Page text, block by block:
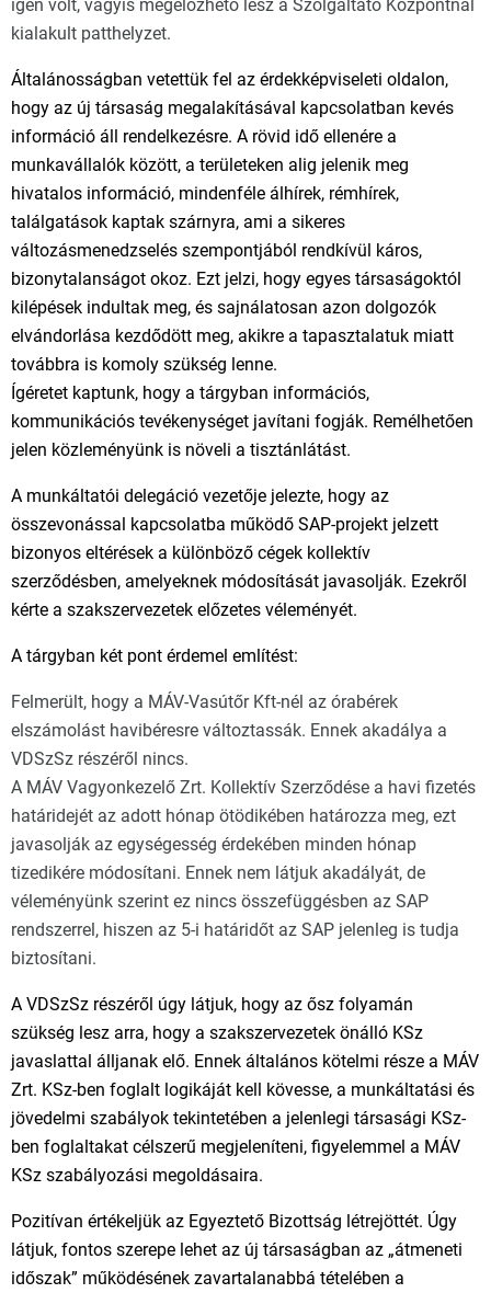
igen volt, vagyis megelőzhető lesz a Szolgáltató Központnál
kialakult patthelyzet.
Általánosságban vetettük fel az érdekképviseleti oldalon,
hogy az új társaság megalakításával kapcsolatban kevés
információ áll rendelkezésre. A rövid idő ellenére a
munkavállalók között, a területeken alig jelenik meg
hivatalos információ, mindenféle álhírek, rémhírek,
találgatások kaptak szárnyra, ami a sikeres
változásmenedzselés szempontjából rendkívül káros,
bizonytalanságot okoz. Ezt jelzi, hogy egyes társaságoktól
kilépések indultak meg, és sajnálatosan azon dolgozók
elvándorlása kezdődött meg, akikre a tapasztalatuk miatt
továbbra is komoly szükség lenne.
Ígéretet kaptunk, hogy a tárgyban információs,
kommunikációs tevékenységet javítani fogják. Remélhetően
jelen közleményünk is növeli a tisztánlátást.
A munkáltatói delegáció vezetője jelezte, hogy az
összevonással kapcsolatba működő SAP-projekt jelzett
bizonyos eltérések a különböző cégek kollektív
szerződésben, amelyeknek módosítását javasolják. Ezekről
kérte a szakszervezetek előzetes véleményét.
A tárgyban két pont érdemel említést:
Felmerült, hogy a MÁV-Vasútőr Kft-nél az órabérek
elszámolást havibéresre változtassák. Ennek akadálya a
VDSzSz részéről nincs.
A MÁV Vagyonkezelő Zrt. Kollektív Szerződése a havi fizetés
határidejét az adott hónap ötödikében határozza meg, ezt
javasolják az egységesség érdekében minden hónap
tizedikére módosítani. Ennek nem látjuk akadályát, de
véleményünk szerint ez nincs összefüggésben az SAP
rendszerrel, hiszen az 5-i határidőt az SAP jelenleg is tudja
biztosítani.
A VDSzSz részéről úgy látjuk, hogy az ősz folyamán
szükség lesz arra, hogy a szakszervezetek önálló KSz
javaslattal álljanak elő. Ennek általános kötelmi része a MÁV
Zrt. KSz-ben foglalt logikáját kell kövesse, a munkáltatási és
jövedelmi szabályok tekintetében a jelenlegi társasági KSz-
ben foglaltakat célszerű megjeleníteni, figyelemmel a MÁV
KSz szabályozási megoldásaira.
Pozitívan értékeljük az Egyeztető Bizottság létrejöttét. Úgy
látjuk, fontos szerepe lehet az új társaságban az „átmeneti
időszak” működésének zavartalanabbá tételében a